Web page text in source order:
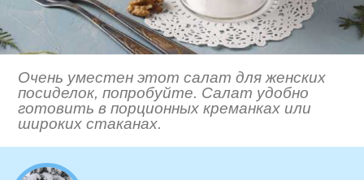
Очень уместен этот салат для женских
посиделок, попробуйте. Салат удобно
готовить в порционных креманках или
широких стаканах.